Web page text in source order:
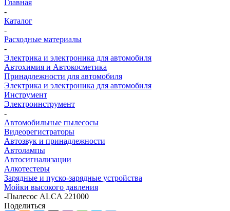
Главная
-
Каталог
-
Расходные материалы
-
Электрика и электроника для автомобиля
Автохимия и Автокосметика
Принадлежности для автомобиля
Электрика и электроника для автомобиля
Инструмент
Электроинструмент
-
Автомобильные пылесосы
Видеорегистраторы
Автозвук и принадлежности
Автолампы
Автосигнализации
Алкотестеры
Зарядные и пуско-зарядные устройства
Мойки высокого давления
-Пылесос ALCA 221000
Поделиться